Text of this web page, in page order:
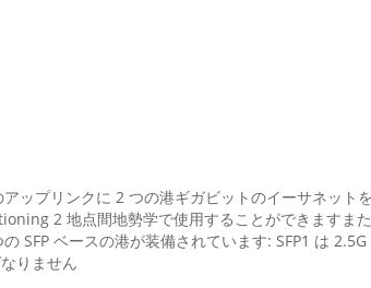
ップリンクに 2 つの港ギガビットのイーサネットを
2 地点間地勢学で使用することができますま
SFP ベースの港が装備されています: SFP1 は
りません